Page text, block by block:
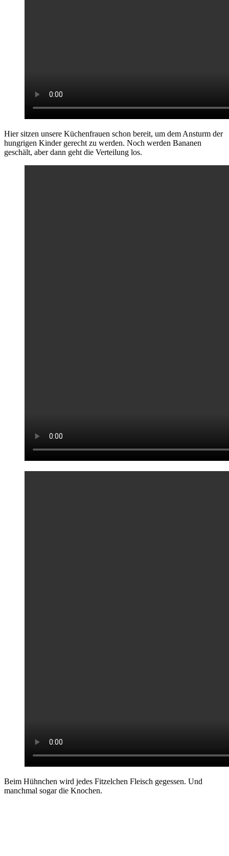
Hier sitzen unsere Küchenfrauen schon bereit, um dem Ansturm der
hungrigen Kinder gerecht zu werden. Noch werden Bananen
geschält, aber dann geht die Verteilung los.
Beim Hühnchen wird jedes Fitzelchen Fleisch gegessen. Und
manchmal sogar die Knochen.